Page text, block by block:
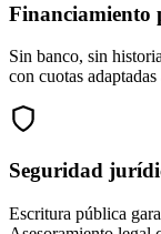
Financiamiento
Sin banco, sin
con cuotas
Seguridad
Escritura pública